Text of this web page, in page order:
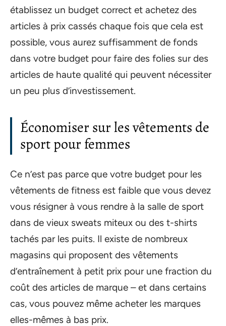
établissez un budget correct et achetez des
articles à prix cassés chaque fois que cela est
possible, vous aurez suffisamment de fonds
dans votre budget pour faire des folies sur des
articles de haute qualité qui peuvent nécessiter
un peu plus d’investissement.
Économiser sur les vêtements de
sport pour femmes
Ce n’est pas parce que votre budget pour les
vêtements de fitness est faible que vous devez
vous résigner à vous rendre à la salle de sport
dans de vieux sweats miteux ou des t-shirts
tachés par les puits. Il existe de nombreux
magasins qui proposent des vêtements
d’entraînement à petit prix pour une fraction du
coût des articles de marque – et dans certains
cas, vous pouvez même acheter les marques
elles-mêmes à bas prix.